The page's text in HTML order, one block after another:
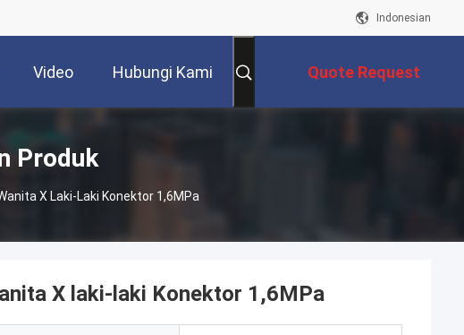
Indonesian
Video Hubungi Kami Quote Request
Produk
X Laki-Laki Konektor 1,6MPa
X laki-laki Konektor 1,6MPa